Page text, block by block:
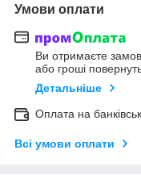
Умови оплати
Ви отримаєте
або гроші
Детальніше
Оплата на
Всі умови оплати